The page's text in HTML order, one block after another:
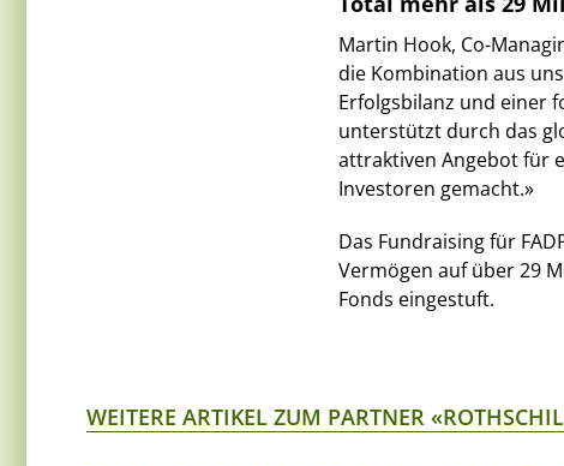
Martin Hook, Co-
die Kombination aus
Erfolgsbilanz und einer
unterstützt durch das
attraktiven Angebot für
Investoren gemacht.»
Das Fundraising für
Vermögen auf über 29
Fonds eingestuft.
WEITERE ARTIKEL ZUM PARTNER